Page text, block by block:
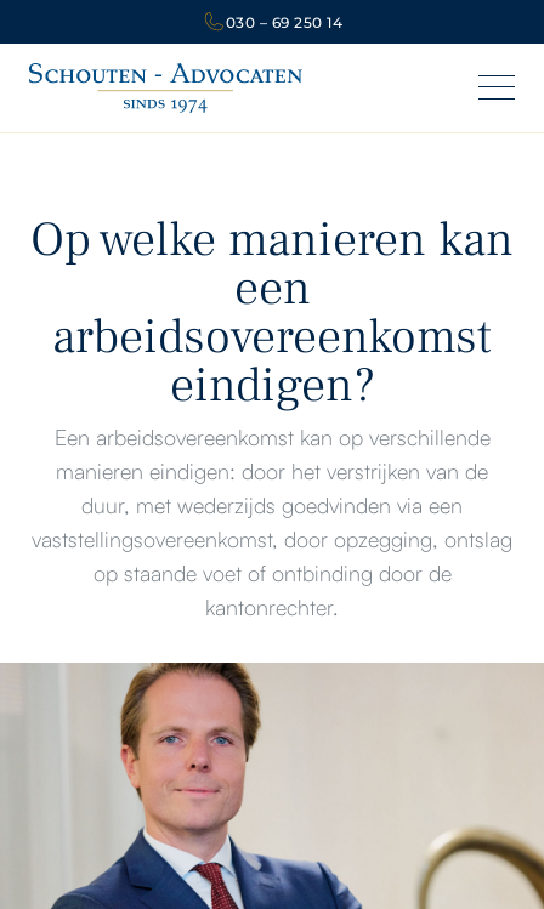
030 – 69 250 14
Op welke manieren kan
een
arbeidsovereenkomst
eindigen?
Een arbeidsovereenkomst kan op verschillende
manieren eindigen: door het verstrijken van de
duur, met wederzijds goedvinden via een
vaststellingsovereenkomst, door opzegging, ontslag
op staande voet of ontbinding door de
kantonrechter.